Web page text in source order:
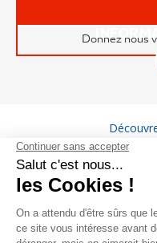
Donnez nous